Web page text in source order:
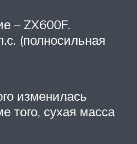
– ZX600F.
(полносильная
изменилась
того, сухая масса